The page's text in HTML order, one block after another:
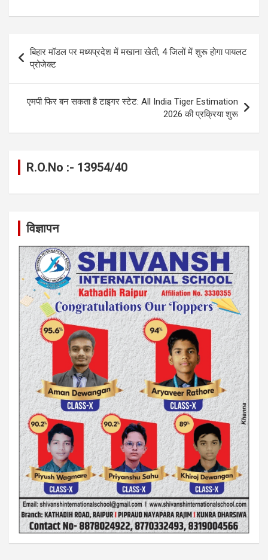
ce
o
o
k
se
g
at
A
p
p
a
n
Post
navigation
बिहार मॉडल पर मध्यप्रदेश में मखाना खेती, 4 जिलों में शुरू होगा पायलट
प्रोजेक्ट
एमपी फिर बन सकता है टाइगर स्टेट: All India Tiger Estimation
2026 की प्रक्रिया शुरू
R.O.No :- 13954/40
विज्ञापन